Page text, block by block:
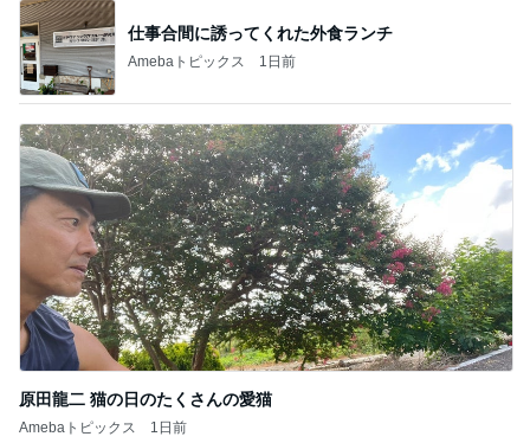
仕事合間に誘ってくれた外食ランチ
Amebaトピックス 1日前
原田龍二 猫の日のたくさんの愛猫
Amebaトピックス 1日前